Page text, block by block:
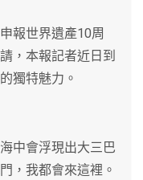
報世界遺產10周
，本報記者近日到
獨特魅力。
中會浮現出大三巴
，我都會來這裡。